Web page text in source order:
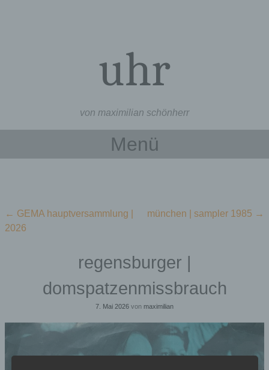
uhr
von maximilian schönherr
Menü
Beitragsnavigation
← GEMA hauptversammlung |
2026
münchen | sampler 1985 →
regensburger |
domspatzenmissbrauch
7. Mai 2026 von maximilian